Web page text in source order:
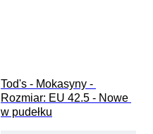
Tod's - Mokasyny -
Rozmiar: EU 42.5 - Nowe
w pudełku